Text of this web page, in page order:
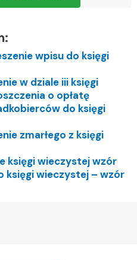
wpisu do księgi
w dziale iii księgi
o opłatę
do księgi
zmarłego z księgi
księgi wieczystej wzór
księgi wieczystej – wzór